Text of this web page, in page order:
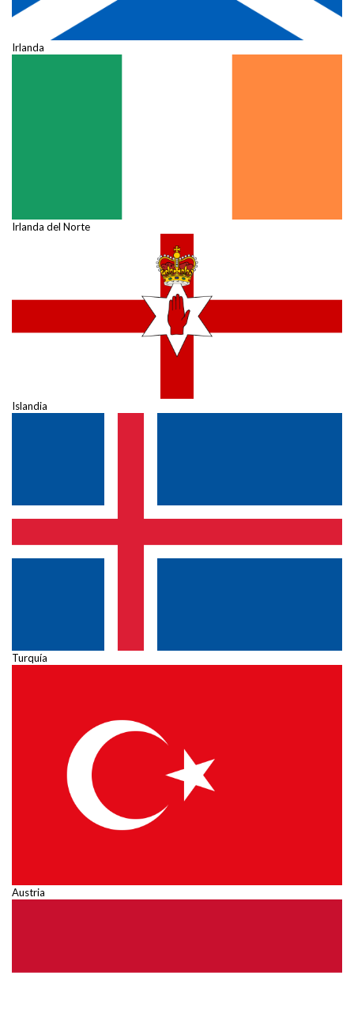
Irlanda
Irlanda del Norte
Islandia
Turquía
Austria